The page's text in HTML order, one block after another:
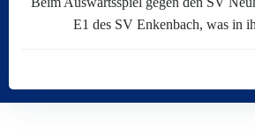
E1 des SV Enkenbach, was in